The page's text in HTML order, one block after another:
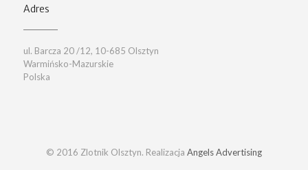
Adres
ul. Barcza 20 /12, 10-685 Olsztyn
Warmińsko-Mazurskie
Polska
© 2016 Zlotnik Olsztyn. Realizacja Angels Advertising